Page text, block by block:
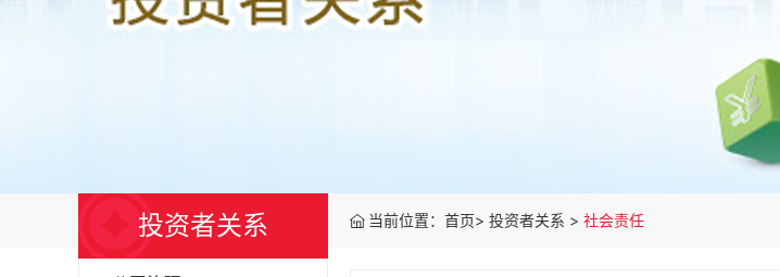
当前位置： 首页> 投资者关系 > 社会责任
投资者关系